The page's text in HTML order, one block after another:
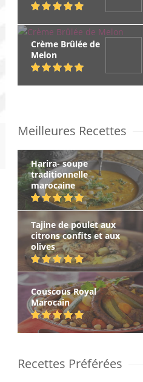
Crème Brûlée de
Melon
Meilleures Recettes
Harira- soupe
traditionnelle
marocaine
Tajine de poulet aux
citrons confits et aux
olives
Couscous Royal
Marocain
Recettes Préférées